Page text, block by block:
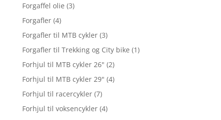
Forgaffel olie (3)
Forgafler (4)
Forgafler til MTB cykler (3)
Forgafler til Trekking og City bike (1)
Forhjul til MTB cykler 26" (2)
Forhjul til MTB cykler 29" (4)
Forhjul til racercykler (7)
Forhjul til voksencykler (4)